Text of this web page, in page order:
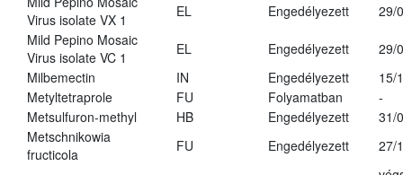
Virus isolate VX 1
EL Engedélyezett
29/
Mild Pepino Mosaic
Virus isolate VC 1
EL Engedélyezett
29/
Milbemectin
IN Engedélyezett
15/
Metyltetraprole
FU Folyamatban
-
Metsulfuron-methyl
HB Engedélyezett
31/
Metschnikowia
fructicola
FU Engedélyezett 27/